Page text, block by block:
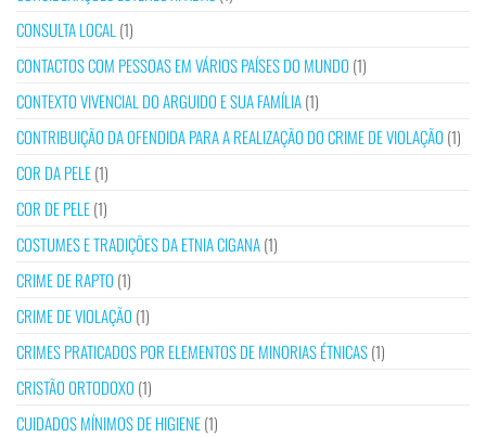
CONSULTA LOCAL (1)
CONTACTOS COM PESSOAS EM VÁRIOS PAÍSES DO MUNDO (1)
CONTEXTO VIVENCIAL DO ARGUIDO E SUA FAMÍLIA(1)
CONTRIBUIÇÃO DA OFENDIDA PARA A REALIZAÇÃO DO CRIME DE VIOLAÇÃO (1)
COR DA PELE(1)
COR DE PELE(1)
COSTUMES E TRADIÇÕES DA ETNIA CIGANA(1)
CRIME DE RAPTO (1)
CRIME DE VIOLAÇÃO (1)
CRIMES PRATICADOS POR ELEMENTOS DE MINORIAS ÉTNICAS(1)
CRISTÃO ORTODOXO (1)
CUIDADOS MÍNIMOS DE HIGIENE(1)